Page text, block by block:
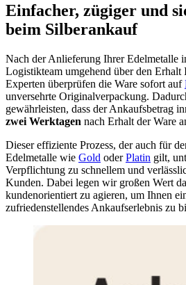
Einfacher, zügiger und
beim Silberankauf
Nach der Anlieferung Ihrer Edelmetalle
Logistikteam umgehend über den Erhalt
Experten überprüfen die Ware sofort auf
unversehrte Originalverpackung.
gewährleisten, dass der Ankaufsbetrag
zwei Werktagen nach Erhalt der Ware
Dieser effiziente Prozess, der auch für
Edelmetalle wie Gold oderPlatin gilt,
Verpflichtung zu schnellem und
Kunden. Dabei legen wir großen Wert
kundenorientiert zu agieren, um Ihnen
zufriedenstellendes Ankaufserlebnis zu